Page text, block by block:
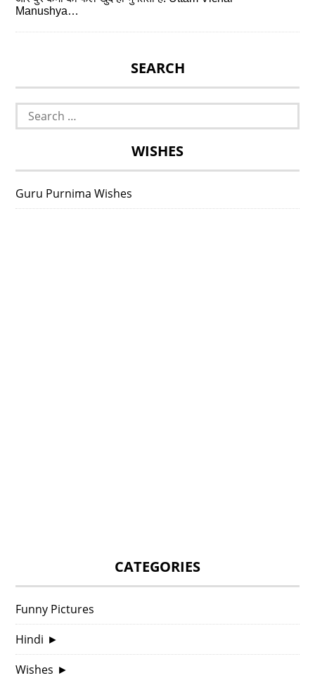
Manushya…
SEARCH
Search
for:
WISHES
Guru Purnima Wishes
CATEGORIES
Funny Pictures
Hindi ►
Wishes ►